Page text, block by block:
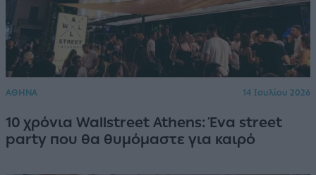
ΑΘΗΝΑ 14 Ιουλίου 2026
10 χρόνια Wallstreet Athens: Ένα street
party που θα θυμόμαστε για καιρό